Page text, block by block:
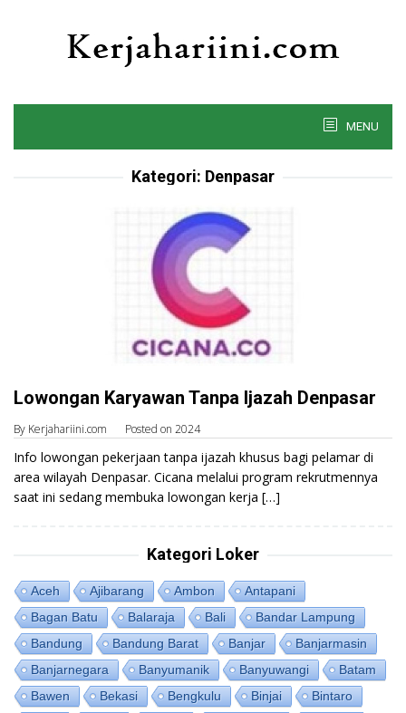
MENU
Kategori: Denpasar
Lowongan Karyawan Tanpa Ijazah Denpasar
By Kerjahariini.com Posted on 2024
Info lowongan pekerjaan tanpa ijazah khusus bagi pelamar di
area wilayah Denpasar. Cicana melalui program rekrutmennya
saat ini sedang membuka lowongan kerja […]
Kategori Loker
Aceh Ajibarang Ambon
Antapani
Bagan Batu
Balaraja Bali
Bandar Lampung
Bandung
Bandung Barat Banjar
Banjarmasin
Banjarnegara
Banyumanik Banyuwangi
Batam
Bawen
Bekasi Bengkulu Binjai
Bintaro